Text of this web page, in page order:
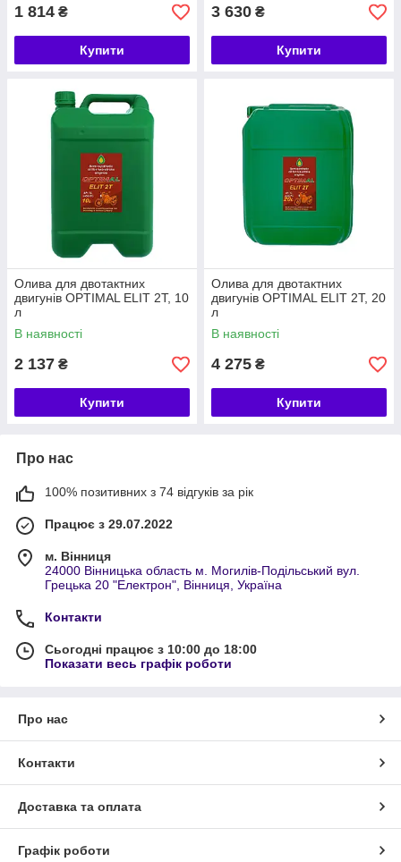
1 814 ₴
Купити
3 630 ₴
Купити
Олива для двотактних
двигунів ОPTIMAL ELIT 2T, 10
л
В наявності
2 137 ₴
Купити
Олива для двотактних
двигунів ОPTIMAL ELIT 2T, 20
л
В наявності
4 275 ₴
Купити
Про нас
100% позитивних з 74 відгуків за рік
Працює з 29.07.2022
м. Вінниця
24000 Вінницька область м. Могилів-Подільський вул.
Грецька 20 "Електрон", Вінниця, Україна
Контакти
Сьогодні працює з 10:00 до 18:00
Показати весь графік роботи
Про нас
Контакти
Доставка та оплата
Графік роботи